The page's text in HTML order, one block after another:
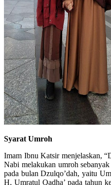
Syarat Umroh
Imam Ibnu Katsir menjelaskan,
Nabi melakukan umroh
pada bulan Dzulqo’dah, yaitu
H, Umratul Qadha’ pada tahun